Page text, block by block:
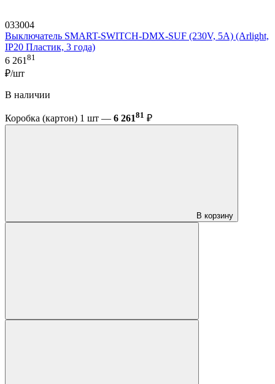
033004
Выключатель SMART-SWITCH-DMX-SUF (230V, 5A) (Arlight,
IP20 Пластик, 3 года)
6 261 81
₽/шт
В наличии
Коробка (картон) 1 шт — 6 26181 ₽
В корзину